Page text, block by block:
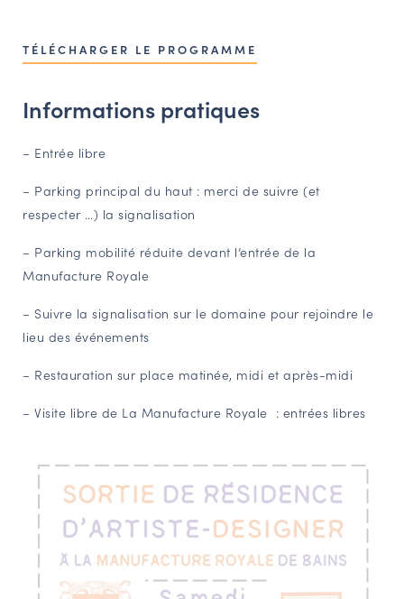
TÉLÉCHARGER LE PROGRAMME
Informations pratiques
– Entrée libre
– Parking principal du haut : merci de suivre (et
respecter …) la signalisation
– Parking mobilité réduite devant l’entrée de la
Manufacture Royale
– Suivre la signalisation sur le domaine pour rejoindre le
lieu des événements
– Restauration sur place matinée, midi et après-midi
– Visite libre de La Manufacture Royale : entrées libres